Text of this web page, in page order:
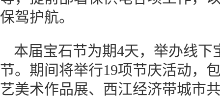
保驾护航。
本届宝石节为期4天，举办线
节。期间将举行19项节庆活动，
艺美术作品展、西江经济带城市